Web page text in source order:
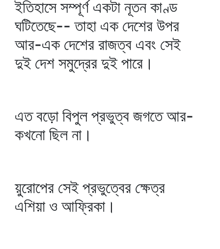
ইতিহাসে সম্পূর্ণ একটা নূতন কাণ্ড
ঘটিতেছে-- তাহা এক দেশের উপর
আর-এক দেশের রাজত্ব এবং সেই
দুই দেশ সমুদ্রের দুই পারে।
এত বড়ো বিপুল প্রভুত্ব জগতে আর-
কখনো ছিল না।
য়ুরোপের সেই প্রভুত্বের ক্ষেত্র
এশিয়া ও আফ্রিকা।